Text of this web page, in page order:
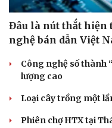
Đâu là nút thắt hiện